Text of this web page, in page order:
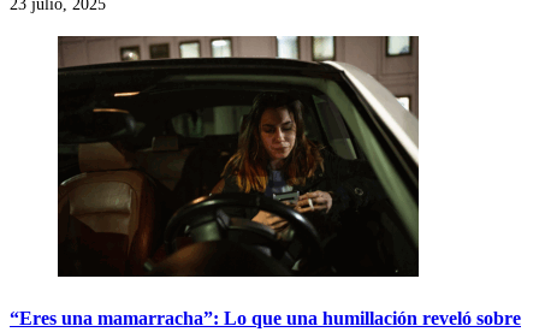
23 julio, 2025
“Eres una mamarracha”: Lo que una humillación reveló sobre